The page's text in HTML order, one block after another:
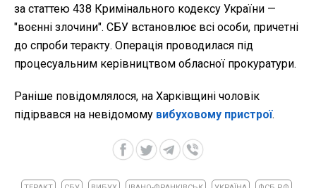
за статтею 438 Кримінального кодексу України —
"воєнні злочини". СБУ встановлює всі особи, причетні
до спроби теракту. Операція проводилася під
процесуальним керівництвом обласної прокуратури.
Раніше повідомлялося, на Харківщині чоловік
підірвався на невідомому вибуховому пристрої.